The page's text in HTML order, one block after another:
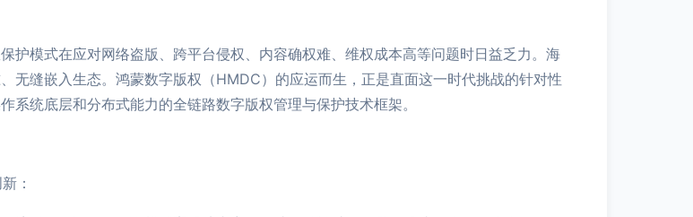
护模式在应对网络盗版、跨平台侵权、内容确权难、维权成本高等问题时日益乏力。海
无缝嵌入生态。鸿蒙数字版权（HMDC）的应运而生，正是直面这一时代挑战的针对性
统底层和分布式能力的全链路数字版权管理与保护技术框架。
：